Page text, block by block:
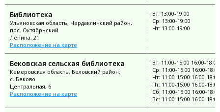
Библиотека
Ульяновская область, Чердаклинский район,
пос. Октябрьский
Ленина, 21
Расположение на карте
Вт: 13:00-19:00
Ср: 13:00-19:00
Чт: 13:00-19:00
Бековская сельская библиотека
Кемеровская область, Беловский район,
с. Беково
Центральная, 6
Расположение на карте
Вт: 11:00-15:00 16:00-18:00
Ср: 11:00-15:00 16:00-18:00
Чт: 11:00-15:00 16:00-18:00
Пт: 11:00-15:00 16:00-18:00
Сб: 11:00-15:00 16:00-18:00
Вс: 11:00-15:00 16:00-18:00